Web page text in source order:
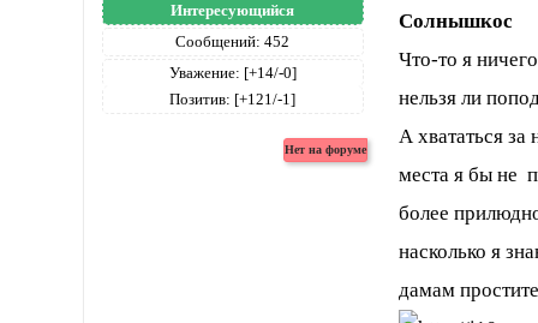
Интересующийся
Сообщений: 452
Уважение: [+14/-0]
Позитив: [+121/-1]
Солнышкос
Что-то я
нельзя ли
А хвататься
места я бы не
более
насколько я
дамам